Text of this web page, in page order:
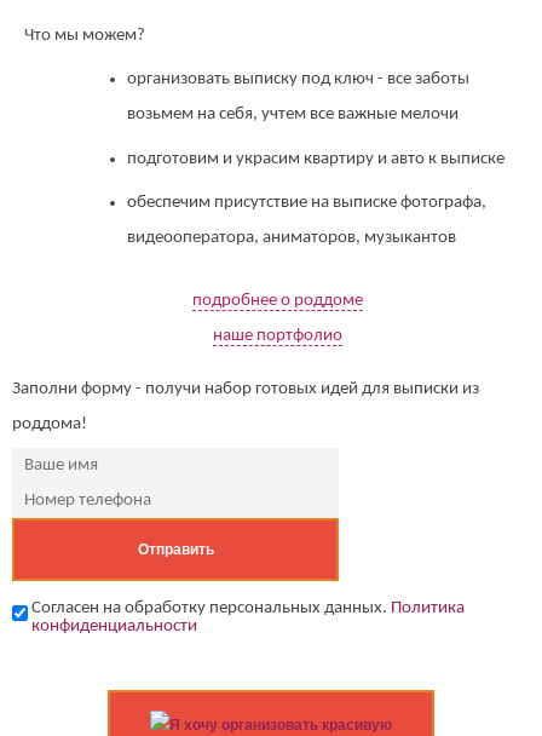
Что мы можем?
организовать выписку под ключ - все заботы
возьмем на себя, учтем все важные мелочи
подготовим и украсим квартиру и авто к выписке
обеспечим присутствие на выписке фотографа,
видеооператора, аниматоров, музыкантов
подробнее о роддоме
наше портфолио
Заполни форму - получи набор готовых идей для выписки из
роддома!
Согласен на обработку персональных данных. Политика
конфиденциальности
Я хочу организовать красивую